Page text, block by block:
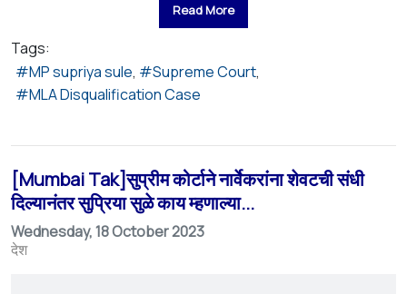
Read More
Tags:
MP supriya sule
Supreme Court
MLA Disqualification Case
[Mumbai Tak]सुप्रीम कोर्टाने नार्वेकरांना शेवटची संधी
दिल्यानंतर सुप्रिया सुळे काय म्हणाल्या...
Wednesday, 18 October 2023
देश